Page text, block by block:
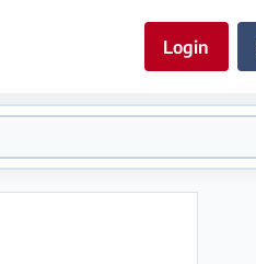
Login